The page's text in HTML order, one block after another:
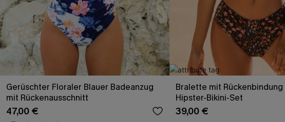
Gerüschter Floraler Blauer Badeanzug
mit Rückenausschnitt
47,00 €
Bralette mit Rückenbindung
Hipster-Bikini-Set
39,00 €